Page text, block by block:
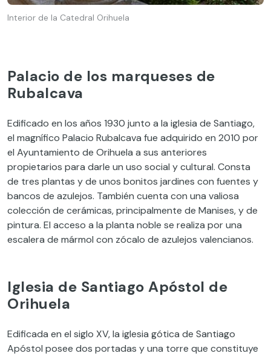
Interior de la Catedral Orihuela
Palacio de los marqueses de
Rubalcava
Edificado en los años 1930 junto a la iglesia de Santiago,
el magnífico Palacio Rubalcava fue adquirido en 2010 por
el Ayuntamiento de Orihuela a sus anteriores
propietarios para darle un uso social y cultural. Consta
de tres plantas y de unos bonitos jardines con fuentes y
bancos de azulejos. También cuenta con una valiosa
colección de cerámicas, principalmente de Manises, y de
pintura. El acceso a la planta noble se realiza por una
escalera de mármol con zócalo de azulejos valencianos.
Iglesia de Santiago Apóstol de
Orihuela
Edificada en el siglo XV, la iglesia gótica de Santiago
Apóstol posee dos portadas y una torre que constituye